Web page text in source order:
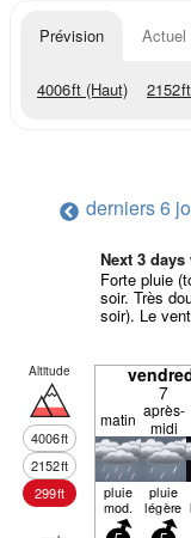
Prévision Actuel
4006ft (Haut) 2152ft
derniers 6
Next 3
Forte pluie
soir. Très
soir). Le
Altitude
4006ft
2152ft
299ft
7
matin après-
midi
pluie
mod.
pluie
légère